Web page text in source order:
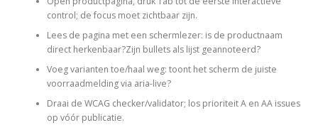
control; de focus moet zichtbaar zijn.
Lees de pagina met een schermlezer: is de productnaam
direct herkenbaar?Zijn bullets als lijst geannoteerd?
Voeg varianten toe/haal weg: toont het scherm de juiste
voorraadmelding via aria-live?
Draai de WCAG checker/validator; los prioriteit A en AA issues
op vóór publicatie.